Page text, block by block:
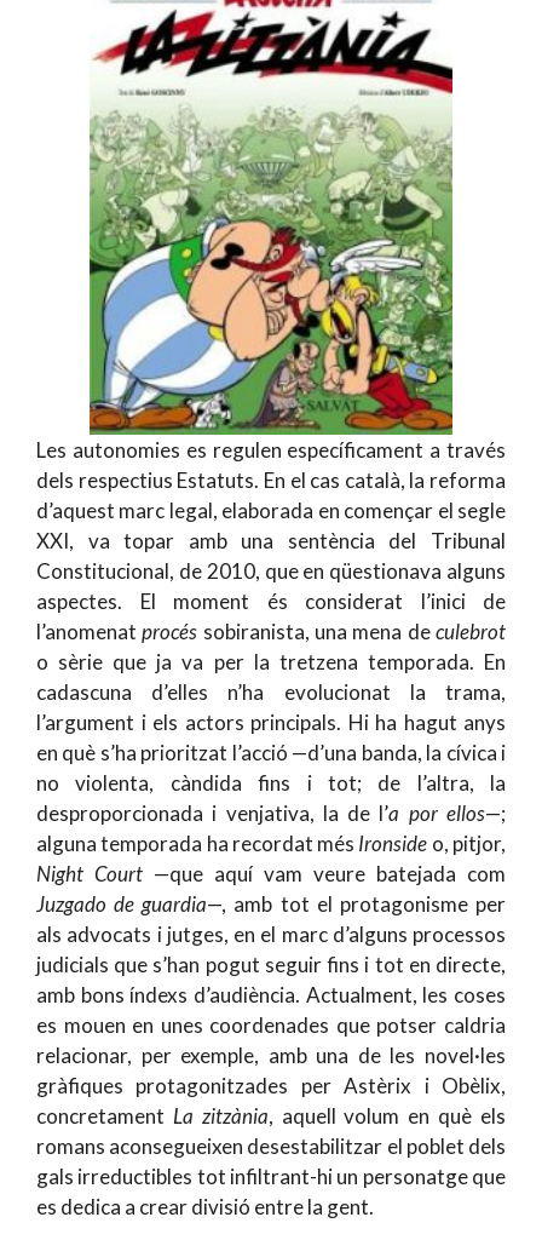
Les autonomies es regulen específicament a través
dels respectius Estatuts. En el cas català, la reforma
d’aquest marc legal, elaborada en començar el segle
XXI, va topar amb una sentència del Tribunal
Constitucional, de 2010, que en qüestionava alguns
aspectes. El moment és considerat l’inici de
l’anomenatprocés sobiranista, una mena deculebrot
o sèrie que ja va per la tretzena temporada. En
cadascuna d’elles n’ha evolucionat la trama,
l’argument i els actors principals. Hi ha hagut anys
en què s’ha prioritzat l’acció —d’una banda, la cívica i
no violenta, càndida fins i tot; de l’altra, la
desproporcionada i venjativa, la de l’a por ellos—;
alguna temporada ha recordat més Ironside o, pitjor,
Night Court —que aquí vam veure batejada com
Juzgado de guardia—, amb tot el protagonisme per
als advocats i jutges, en el marc d’alguns processos
judicials que s’han pogut seguir fins i tot en directe,
amb bons índexs d’audiència. Actualment, les coses
es mouen en unes coordenades que potser caldria
relacionar, per exemple, amb una de les novel·les
gràfiques protagonitzades per Astèrix i Obèlix,
concretament La zitzània, aquell volum en què els
romans aconsegueixen desestabilitzar el poblet dels
gals irreductibles tot infiltrant-hi un personatge que
es dedica a crear divisió entre la gent.